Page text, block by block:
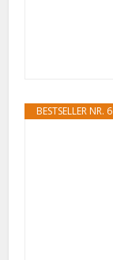
BESTSELLER NR. 6